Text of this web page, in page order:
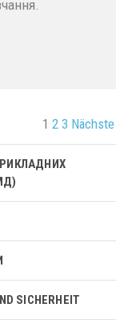
1 2 3 Nächste
SICHERHEIT